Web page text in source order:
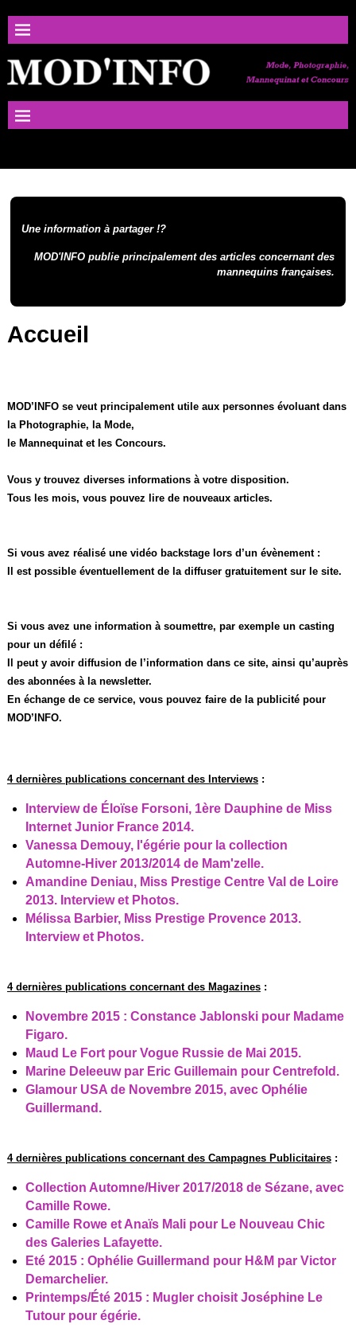
Une information à partager !?
MOD'INFO publie principalement des articles concernant des
mannequins françaises.
Accueil
MOD’INFO se veut principalement utile aux personnes évoluant dans
la Photographie, la Mode,
le Mannequinat et les Concours.
Vous y trouvez diverses informations à votre disposition.
Tous les mois, vous pouvez lire de nouveaux articles.
Si vous avez réalisé une vidéo backstage lors d’un évènement :
Il est possible éventuellement de la diffuser gratuitement sur le site.
Si vous avez une information à soumettre, par exemple un casting
pour un défilé :
Il peut y avoir diffusion de l’information dans ce site, ainsi qu’auprès
des abonnées à la newsletter.
En échange de ce service, vous pouvez faire de la publicité pour
MOD’INFO.
4 dernières publications concernant des Interviews:
Interview de Éloïse Forsoni, 1ère Dauphine de Miss
Internet Junior France 2014.
Vanessa Demouy, l'égérie pour la collection
Automne-Hiver 2013/2014 de Mam'zelle.
Amandine Deniau, Miss Prestige Centre Val de Loire
2013. Interview et Photos.
Mélissa Barbier, Miss Prestige Provence 2013.
Interview et Photos.
4 dernières publications concernant des Magazines:
Novembre 2015 : Constance Jablonski pour Madame
Figaro.
Maud Le Fort pour Vogue Russie de Mai 2015.
Marine Deleeuw par Eric Guillemain pour Centrefold.
Glamour USA de Novembre 2015, avec Ophélie
Guillermand.
4 dernières publications concernant des Campagnes Publicitaires:
Collection Automne/Hiver 2017/2018 de Sézane, avec
Camille Rowe.
Camille Rowe et Anaïs Mali pour Le Nouveau Chic
des Galeries Lafayette.
Eté 2015 : Ophélie Guillermand pour H&M par Victor
Demarchelier.
Printemps/Été 2015 : Mugler choisit Joséphine Le
Tutour pour égérie.